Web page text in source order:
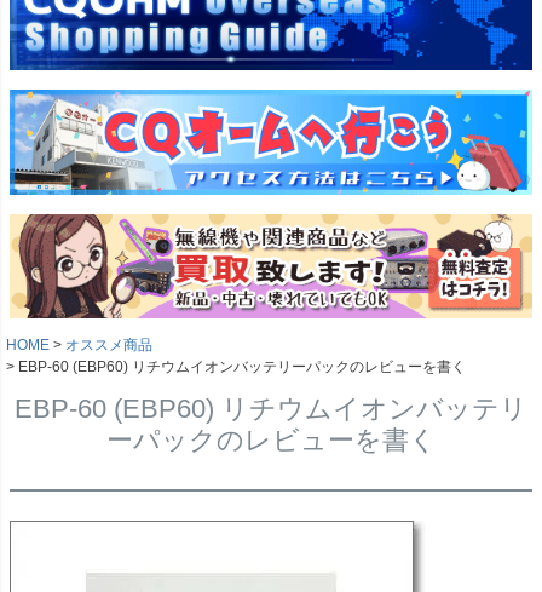
HOME
オススメ商品
EBP-60 (EBP60) リチウムイオンバッテリーパックのレビューを書く
EBP-60 (EBP60) リチウムイオンバッテリ
ーパックのレビューを書く